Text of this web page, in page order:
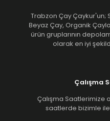
Trabzon Çay Çaykur'un;
Beyaz Çay, Organik
ürün gruplarının
olarak en iyi
Çalışma
Çalışma Saatlerimize
saatlerde bizimle